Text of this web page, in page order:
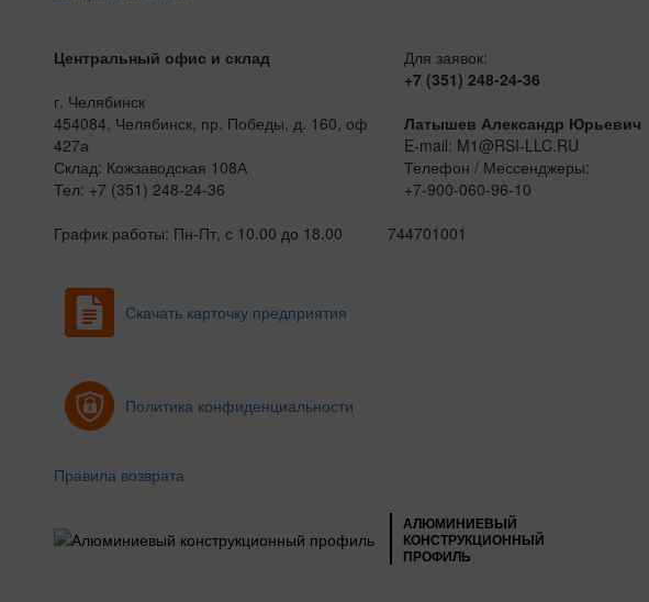
Центральный офис и склад
г. Челябинск
454084, Челябинск, пр. Победы, д. 160, оф
427а
Склад: Кожзаводская 108А
Тел: +7 (351) 248-24-36
График работы: Пн-Пт, с 10.00 до 18.00
Для заявок:
+7 (351) 248-24-36
Латышев Александр Юрьевич
E-mail: M1@RSI-LLC.RU
Телефон / Мессенджеры:
+7-900-060-96-10
744701001
Скачать карточку предприятия
Политика конфиденциальности
Правила возврата
АЛЮМИНИЕВЫЙ
КОНСТРУКЦИОННЫЙ
ПРОФИЛЬ